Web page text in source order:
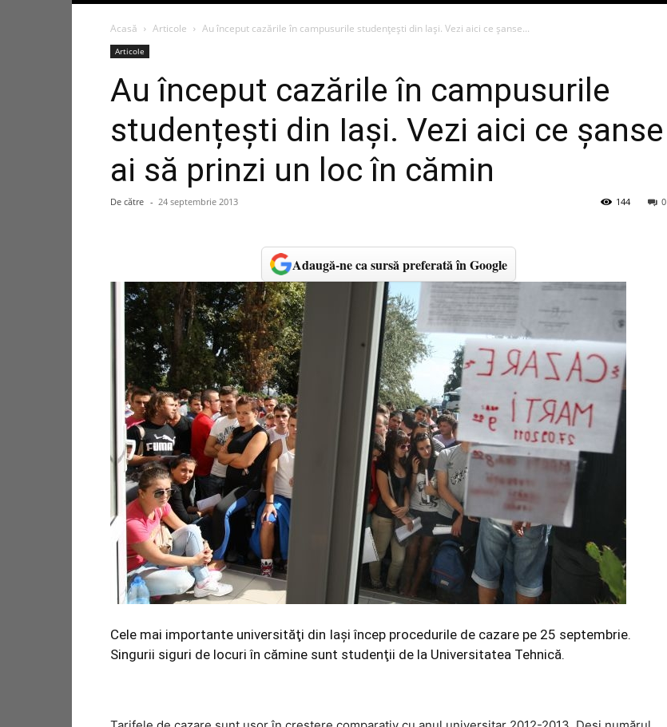
Acasă Articole Au început cazările în campusurile studențești din Iași. Vezi aici ce șanse...
Articole
Au început cazările în campusurile
studențești din Iași. Vezi aici ce șanse
ai să prinzi un loc în cămin
De către - 24 septembrie 2013 0
144
Adaugă-ne ca sursă preferată în Google
Cele mai importante universităţi din Iaşi încep procedurile de cazare pe 25 septembrie.
Singurii siguri de locuri în cămine sunt studenţii de la Universitatea Tehnică.